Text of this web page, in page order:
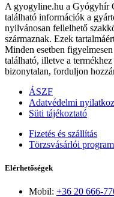
A gyogyline.hu a Gyógyhír
található információk a
nyilvánosan fellelhető
származnak. Ezek
Minden esetben
található, illetve a
bizonytalan, forduljon
ÁSZF
Adatvédelmi
Süti tájékoztató
Fizetés és szállítás
Törzsvásárlói program
Elérhetőségek
Mobil: +36 20 666-